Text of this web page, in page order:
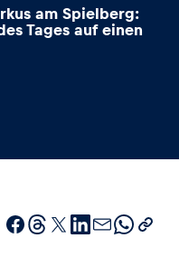
Alle anzeigen
am Spielberg:
Tages auf einen